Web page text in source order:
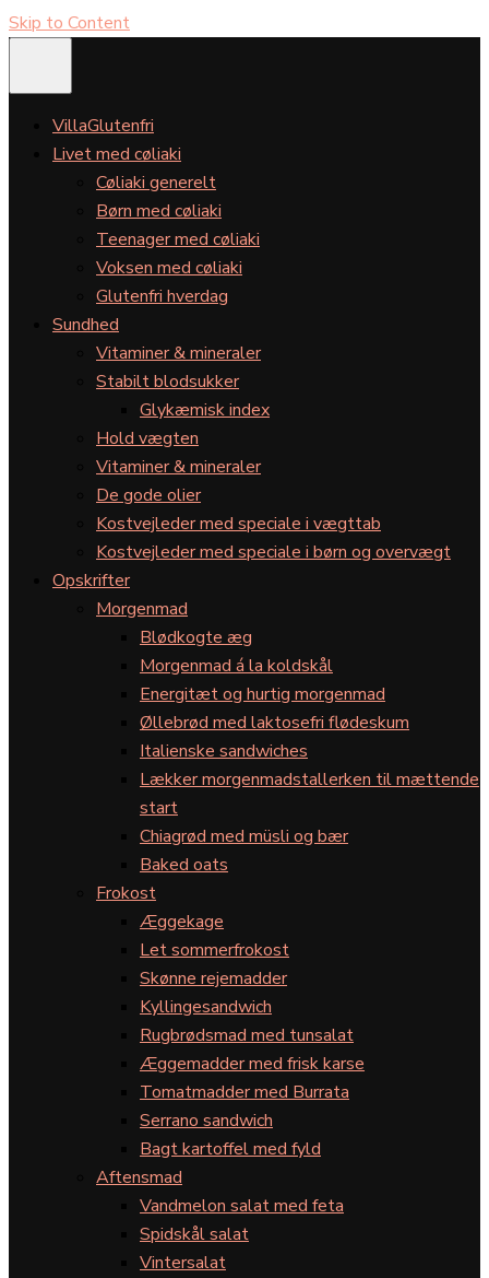
Skip to Content
VillaGlutenfri
Livet med cøliaki
Cøliaki generelt
Børn med cøliaki
Teenager med cøliaki
Voksen med cøliaki
Glutenfri hverdag
Sundhed
Vitaminer & mineraler
Stabilt blodsukker
Glykæmisk index
Hold vægten
Vitaminer & mineraler
De gode olier
Kostvejleder med speciale i vægttab
Kostvejleder med speciale i børn og overvægt
Opskrifter
Morgenmad
Blødkogte æg
Morgenmad á la koldskål
Energitæt og hurtig morgenmad
Øllebrød med laktosefri flødeskum
Italienske sandwiches
Lækker morgenmadstallerken til mættende
start
Chiagrød med müsli og bær
Baked oats
Frokost
Æggekage
Let sommerfrokost
Skønne rejemadder
Kyllingesandwich
Rugbrødsmad med tunsalat
Æggemadder med frisk karse
Tomatmadder med Burrata
Serrano sandwich
Bagt kartoffel med fyld
Aftensmad
Vandmelon salat med feta
Spidskål salat
Vintersalat